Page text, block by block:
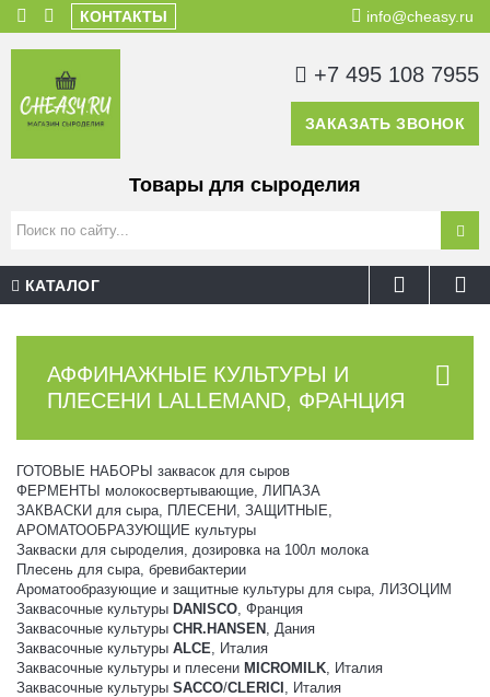
КОНТАКТЫ info@cheasy.ru
+7 495 108 7955
ЗАКАЗАТЬ ЗВОНОК
Товары для сыроделия
КАТАЛОГ
АФФИНАЖНЫЕ КУЛЬТУРЫ И
ПЛЕСЕНИ LALLEMAND, ФРАНЦИЯ
ГОТОВЫЕ НАБОРЫ заквасок для сыров
ФЕРМЕНТЫ молокосвертывающие, ЛИПАЗА
ЗАКВАСКИ для сыра, ПЛЕСЕНИ, ЗАЩИТНЫЕ,
АРОМАТООБРАЗУЮЩИЕ культуры
Закваски для сыроделия, дозировка на 100л молока
Плесень для сыра, бревибактерии
Ароматообразующие и защитные культуры для сыра, ЛИЗОЦИМ
Заквасочные культуры DANISCO, Франция
Заквасочные культуры CHR.HANSEN , Дания
Заквасочные культуры ALCE, Италия
Заквасочные культуры и плесени MICROMILK, Италия
Заквасочные культуры SACCO/CLERICI , Италия